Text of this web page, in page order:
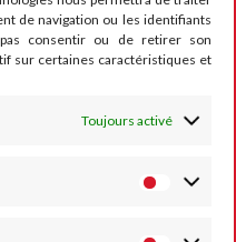
de navigation ou les identifiants
consentir ou de retirer son
sur certaines caractéristiques et
Toujours activé